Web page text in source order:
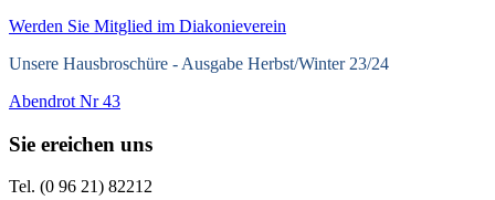
Werden Sie Mitglied im Diakonieverein
Unsere Hausbroschüre - Ausgabe Herbst/Winter 23/24
Abendrot Nr 43
Sie ereichen uns
Tel. (0 96 21) 82212